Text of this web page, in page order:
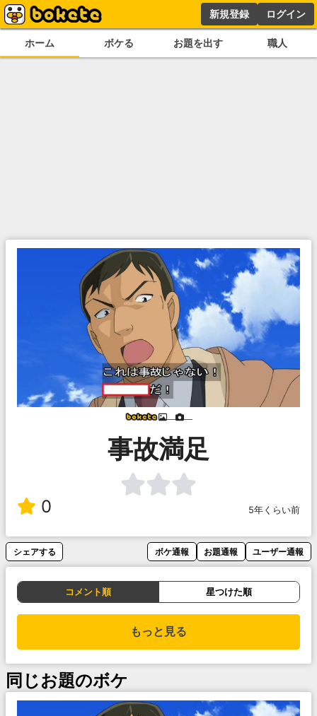
新規登録 ログイン
ホーム ボケる お題を出す 職人
事故満足
0 5年くらい前
シェアする ボケ通報 お題通報 ユーザー通報
コメント順 星つけた順
もっと見る
同じお題のボケ